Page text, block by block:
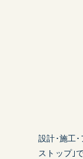
設計･施工･
ストップ｣